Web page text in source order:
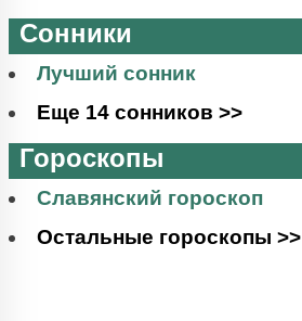
Сонники
Лучший сонник
Еще 14 сонников >>
Гороскопы
Славянский гороскоп
Остальные гороскопы >>